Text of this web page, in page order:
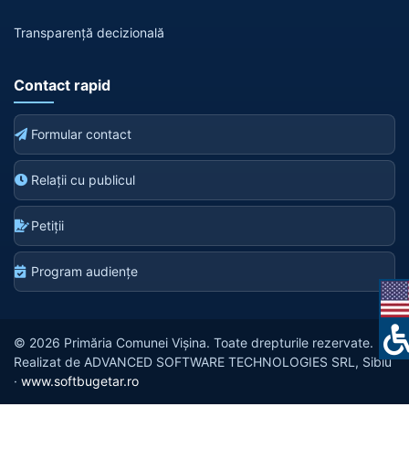
Transparență decizională
Contact rapid
Formular contact
Relații cu publicul
Petiții
Program audiențe
© 2026 Primăria Comunei Vișina. Toate drepturile rezervate.
Realizat de ADVANCED SOFTWARE TECHNOLOGIES SRL, Sibiu
· www.softbugetar.ro